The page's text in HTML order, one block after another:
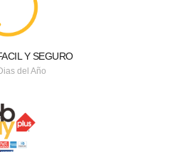
Y SEGURO
del Año